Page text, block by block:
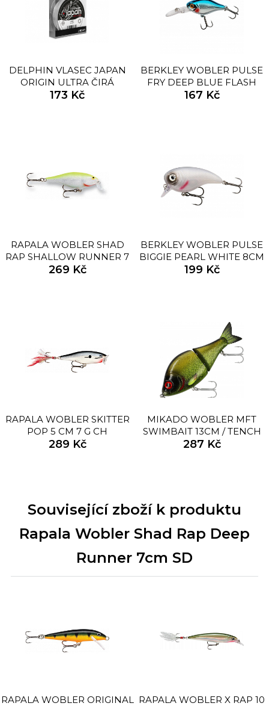
DELPHIN VLASEC JAPAN
ORIGIN ULTRA ČIRÁ
173 Kč
BERKLEY WOBLER PULSE
FRY DEEP BLUE FLASH
3,8CM 4,6G
167 Kč
RAPALA WOBLER SHAD
RAP SHALLOW RUNNER 7
CM 7 G SFC
269 Kč
BERKLEY WOBLER PULSE
BIGGIE PEARL WHITE 8CM
199 Kč
RAPALA WOBLER SKITTER
POP 5 CM 7 G CH
289 Kč
MIKADO WOBLER MFT
SWIMBAIT 13CM / TENCH
VOLNĚ POTÁPIVÝ 1 KS
287 Kč
Související zboží k produktu
Rapala Wobler Shad Rap Deep
Runner 7cm SD
RAPALA WOBLER ORIGINAL
RAPALA WOBLER X RAP 10